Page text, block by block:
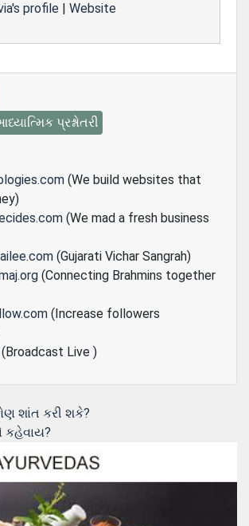
profile | Website
પ્રશ્નોતરી
(We build websites that
(We mad a fresh business
(Gujarati Vichar Sangrah)
(Connecting Brahmins together
(Increase followers
(Broadcast Live )
શાંત કરી શકે?
કહેવાય?